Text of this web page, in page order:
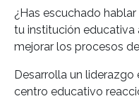
¿Has escuchado
tu institución educativa
mejorar los procesos
Desarrolla un
centro educativo